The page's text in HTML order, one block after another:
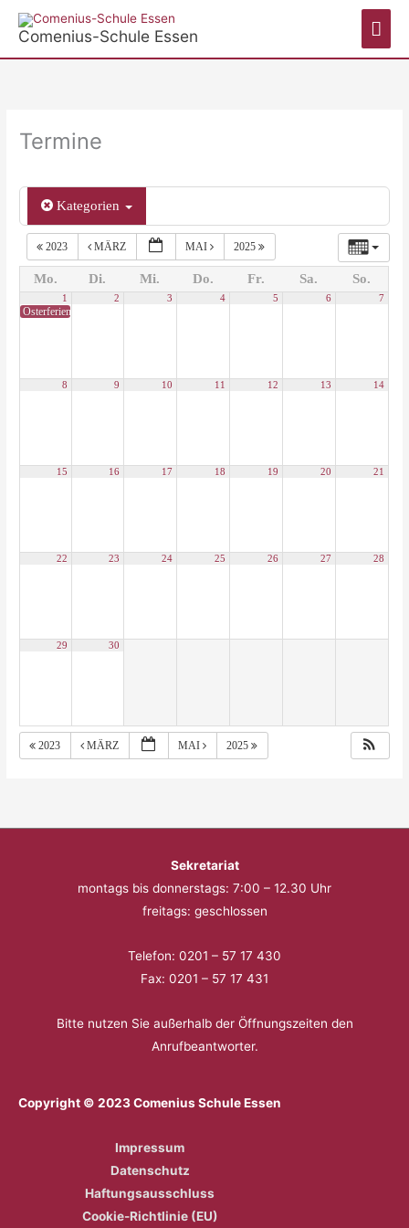
InhaltComenius-Schule Essen
Termine
Kategorien
2023 MÄRZ MAI 2025
Mo. Di. Mi. Do. Fr. Sa. So.
1
Osterferien Nordrhein-Westfalen 2024
2 3 4 5 6 7
8 9 10 11 12 13 14
15 16 17 18 19 20 21
22 23 24 25 26 27 28
29 30
2023 MÄRZ MAI 2025
Sekretariat
montags bis donnerstags: 7:00 – 12.30 Uhr
freitags: geschlossen
Telefon: 0201 – 57 17 430
Fax: 0201 – 57 17 431
Bitte nutzen Sie außerhalb der Öffnungszeiten den
Anrufbeantworter.
Copyright © 2023 Comenius Schule Essen
Impressum
Datenschutz
Haftungsausschluss
Cookie-Richtlinie (EU)